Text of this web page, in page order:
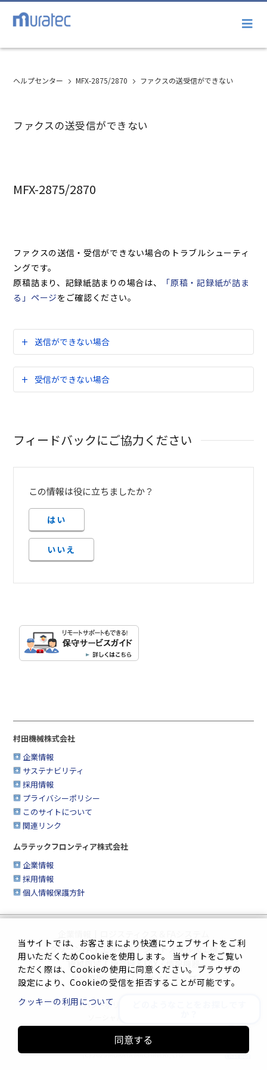
ヘルプセンター MFX-2875/2870 ファクスの送受信ができない
ファクスの送受信ができない
MFX-2875/2870
ファクスの送信・受信ができない場合のトラブルシューティ
ングです。
原稿詰まり、記録紙詰まりの場合は、
「原稿・記録紙が詰ま
る」ページをご確認ください。
送信ができない場合
受信ができない場合
フィードバックにご協力ください
この情報は役に立ちましたか？
はい
いいえ
村田機械株式会社
企業情報
サステナビリティ
採用情報
プライバシーポリシー
このサイトについて
関連リンク
ムラテックフロンティア株式会社
企業情報
採用情報
個人情報保護方針
クリーンFA | 工作機械 | シートメタル加工機
繊維機械 | 複合機＆FAX・情報機器
生産管理システム | サイトマップ
プライバシーポリシー
Innovation. Mark the turning point.
(C) 2025 MURATA MACHINERY, LTD.
当サイトでは、お客さまにより快適にウェブサイトをご利
用いただくためCookieを使用します。 当サイトをご覧い
ただく際は、Cookieの使用に同意ください。ブラウザの
設定により、Cookieの受信を拒否することが可能です。
クッキーの利用について
同意する